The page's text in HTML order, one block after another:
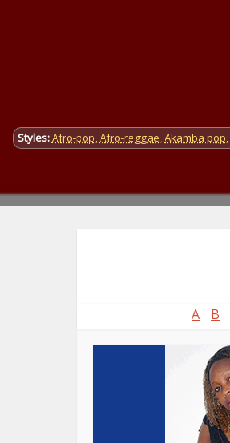
Styles:Afro-pop,Afro-reggae,Akamba pop,
A B